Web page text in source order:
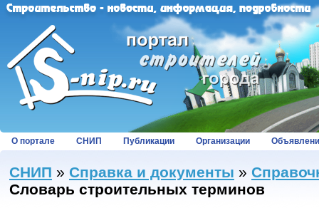
О портале СНИП Публикации Организации
СНИП » Справка и документы »
Словарь строительных терминов